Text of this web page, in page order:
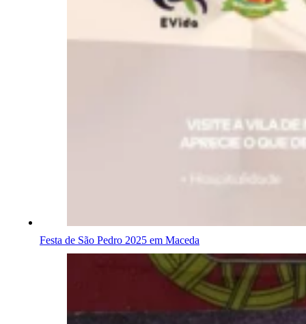
Festa de São Pedro 2025 em Maceda